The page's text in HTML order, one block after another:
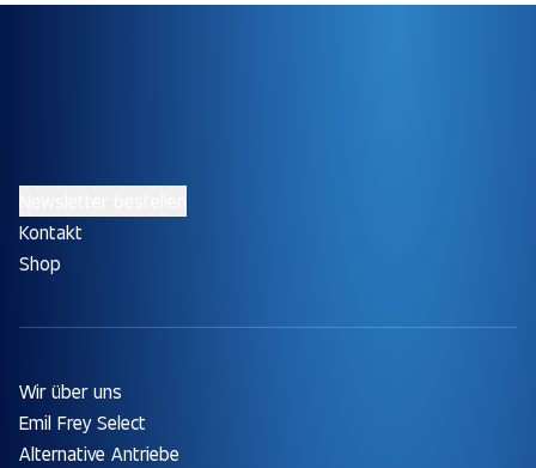
Kontakt
Shop
Wir über uns
Emil Frey Select
Alternative Antriebe